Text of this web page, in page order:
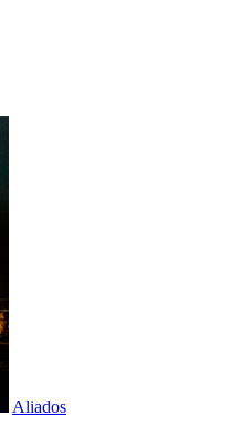
Aliados